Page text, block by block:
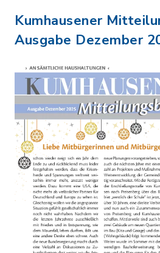
Kumhausener
Ausgabe Dezember